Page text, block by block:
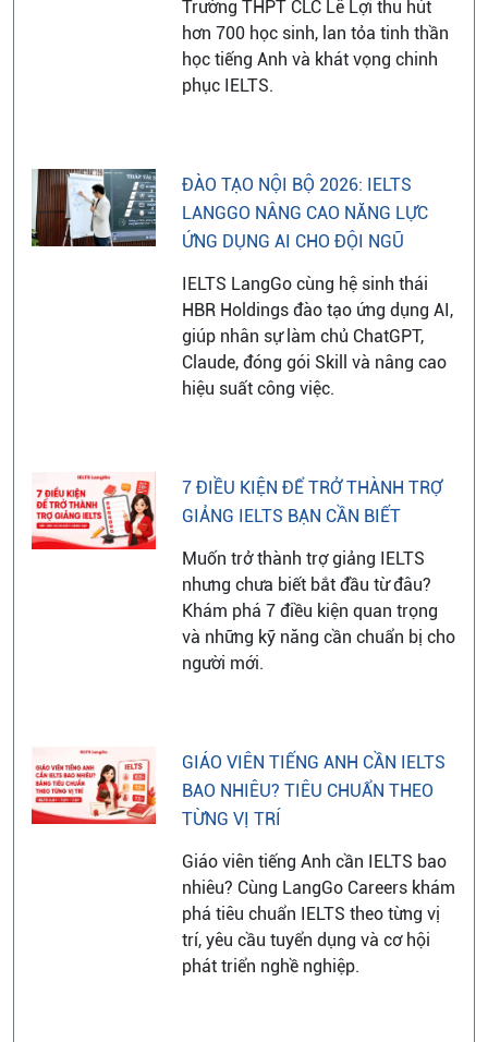
Trường THPT CLC Lê Lợi thu hút
hơn 700 học sinh, lan tỏa tinh thần
học tiếng Anh và khát vọng chinh
phục IELTS.
ĐÀO TẠO NỘI BỘ 2026: IELTS
LANGGO NÂNG CAO NĂNG LỰC
ỨNG DỤNG AI CHO ĐỘI NGŨ
IELTS LangGo cùng hệ sinh thái
HBR Holdings đào tạo ứng dụng AI,
giúp nhân sự làm chủ ChatGPT,
Claude, đóng gói Skill và nâng cao
hiệu suất công việc.
7 ĐIỀU KIỆN ĐỂ TRỞ THÀNH TRỢ
GIẢNG IELTS BẠN CẦN BIẾT
Muốn trở thành trợ giảng IELTS
nhưng chưa biết bắt đầu từ đâu?
Khám phá 7 điều kiện quan trọng
và những kỹ năng cần chuẩn bị cho
người mới.
GIÁO VIÊN TIẾNG ANH CẦN IELTS
BAO NHIÊU? TIÊU CHUẨN THEO
TỪNG VỊ TRÍ
Giáo viên tiếng Anh cần IELTS bao
nhiêu? Cùng LangGo Careers khám
phá tiêu chuẩn IELTS theo từng vị
trí, yêu cầu tuyển dụng và cơ hội
phát triển nghề nghiệp.